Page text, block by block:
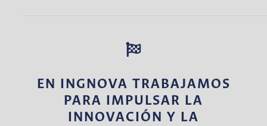
EN INGNOVA TRABAJAMOS
PARA IMPULSAR LA
INNOVACIÓN Y LA